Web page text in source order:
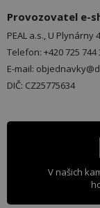
Provozovatel e-
PEAL a.s., U Plynárny
Telefon: +420 725 744
E-mail:
DIČ: CZ25775634
V našich